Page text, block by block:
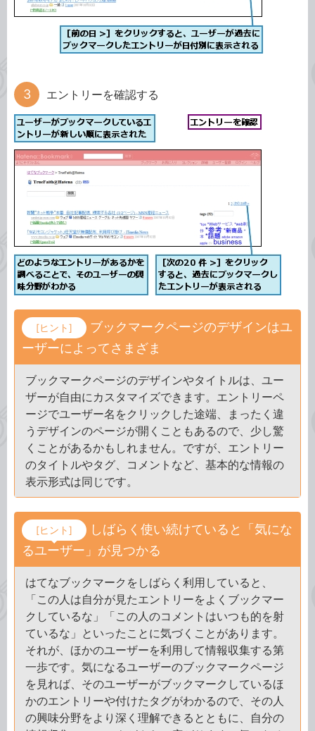
エントリーを確認する
[ヒント]
ブックマークページのデザインはユ
ーザーによってさまざま
ブックマークページのデザインやタイトルは、ユー
ザーが自由にカスタマイズできます。エントリーペ
ージでユーザー名をクリックした途端、まったく違
うデザインのページが開くこともあるので、少し驚
くことがあるかもしれません。ですが、エントリー
のタイトルやタグ、コメントなど、基本的な情報の
表示形式は同じです。
[ヒント]
しばらく使い続けていると「気にな
るユーザー」が見つかる
はてなブックマークをしばらく利用していると、
「この人は自分が見たエントリーをよくブックマー
クしているな」「この人のコメントはいつも的を射
ているな」といったことに気づくことがあります。
それが、ほかのユーザーを利用して情報収集する第
一歩です。気になるユーザーのブックマークページ
を見れば、そのユーザーがブックマークしているほ
かのエントリーや付けたタグがわかるので、その人
の興味分野をより深く理解できるとともに、自分の